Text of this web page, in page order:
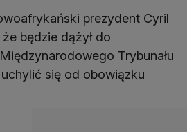
prezydent Cyril
że będzie dążył do
Trybunału
się od obowiązku